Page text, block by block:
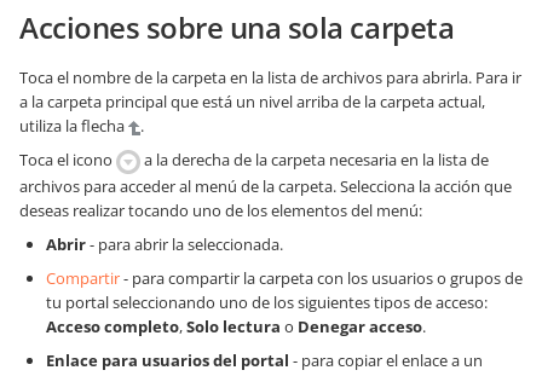
Acciones sobre una sola carpeta
Toca el nombre de la carpeta en la lista de archivos para abrirla. Para ir
a la carpeta principal que está un nivel arriba de la carpeta actual,
utiliza la flecha
.
Toca el icono
a la derecha de la carpeta necesaria en la lista de
archivos para acceder al menú de la carpeta. Selecciona la acción que
deseas realizar tocando uno de los elementos del menú:
Abrir- para abrir la seleccionada.
Compartir- para compartir la carpeta con los usuarios o grupos de
tu portal seleccionando uno de los siguientes tipos de acceso:
Acceso completo,Solo lectura o Denegar acceso.
Enlace para usuarios del portal - para copiar el enlace a un